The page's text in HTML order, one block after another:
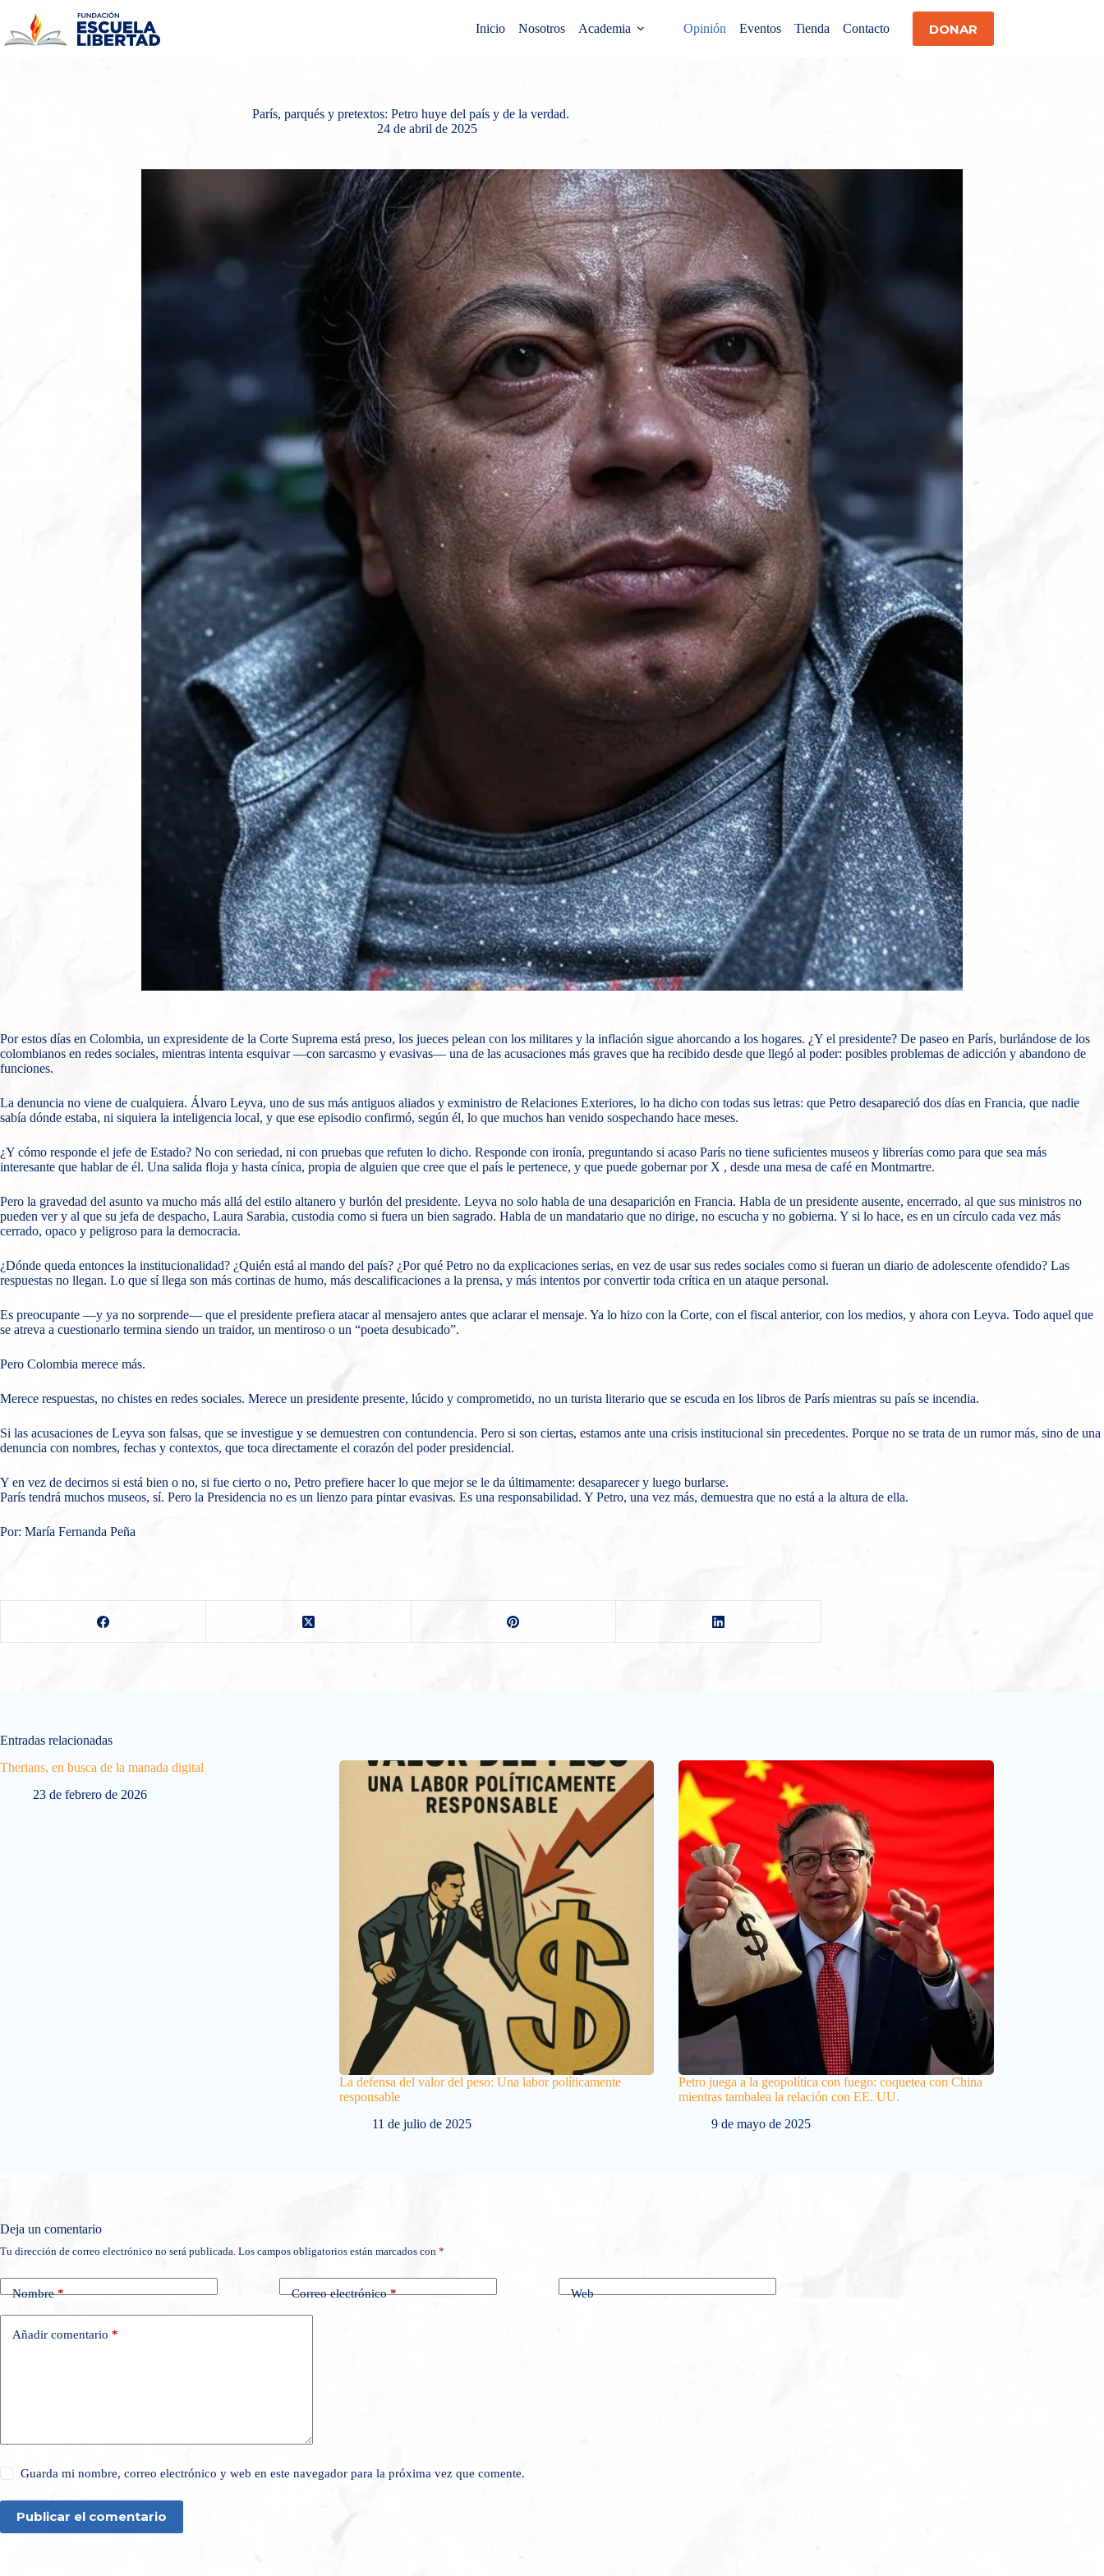
contenido
Inicio Nosotros Academia Opinión Eventos Tienda Contacto DONAR
París, parqués y pretextos: Petro huye del país y de la verdad.
24 de abril de 2025
Por estos días en Colombia, un expresidente de la Corte Suprema está preso, los jueces pelean con los militares y la inflación sigue ahorcando a los hogares. ¿Y el presidente? De paseo en París, burlándose de los
colombianos en redes sociales, mientras intenta esquivar —con sarcasmo y evasivas— una de las acusaciones más graves que ha recibido desde que llegó al poder: posibles problemas de adicción y abandono de
funciones.
La denuncia no viene de cualquiera. Álvaro Leyva, uno de sus más antiguos aliados y exministro de Relaciones Exteriores, lo ha dicho con todas sus letras: que Petro desapareció dos días en Francia, que nadie
sabía dónde estaba, ni siquiera la inteligencia local, y que ese episodio confirmó, según él, lo que muchos han venido sospechando hace meses.
¿Y cómo responde el jefe de Estado? No con seriedad, ni con pruebas que refuten lo dicho. Responde con ironía, preguntando si acaso París no tiene suficientes museos y librerías como para que sea más
interesante que hablar de él. Una salida floja y hasta cínica, propia de alguien que cree que el país le pertenece, y que puede gobernar por X , desde una mesa de café en Montmartre.
Pero la gravedad del asunto va mucho más allá del estilo altanero y burlón del presidente. Leyva no solo habla de una desaparición en Francia. Habla de un presidente ausente, encerrado, al que sus ministros no
pueden ver y al que su jefa de despacho, Laura Sarabia, custodia como si fuera un bien sagrado. Habla de un mandatario que no dirige, no escucha y no gobierna. Y si lo hace, es en un círculo cada vez más
cerrado, opaco y peligroso para la democracia.
¿Dónde queda entonces la institucionalidad? ¿Quién está al mando del país? ¿Por qué Petro no da explicaciones serias, en vez de usar sus redes sociales como si fueran un diario de adolescente ofendido? Las
respuestas no llegan. Lo que sí llega son más cortinas de humo, más descalificaciones a la prensa, y más intentos por convertir toda crítica en un ataque personal.
Es preocupante —y ya no sorprende— que el presidente prefiera atacar al mensajero antes que aclarar el mensaje. Ya lo hizo con la Corte, con el fiscal anterior, con los medios, y ahora con Leyva. Todo aquel que
se atreva a cuestionarlo termina siendo un traidor, un mentiroso o un “poeta desubicado”.
Pero Colombia merece más.
Merece respuestas, no chistes en redes sociales. Merece un presidente presente, lúcido y comprometido, no un turista literario que se escuda en los libros de París mientras su país se incendia.
Si las acusaciones de Leyva son falsas, que se investigue y se demuestren con contundencia. Pero si son ciertas, estamos ante una crisis institucional sin precedentes. Porque no se trata de un rumor más, sino de una
denuncia con nombres, fechas y contextos, que toca directamente el corazón del poder presidencial.
Y en vez de decirnos si está bien o no, si fue cierto o no, Petro prefiere hacer lo que mejor se le da últimamente: desaparecer y luego burlarse.
París tendrá muchos museos, sí. Pero la Presidencia no es un lienzo para pintar evasivas. Es una responsabilidad. Y Petro, una vez más, demuestra que no está a la altura de ella.
Por: María Fernanda Peña
Entradas relacionadas
Therians, en busca de la manada digital
23 de febrero de 2026
La defensa del valor del peso: Una labor políticamente
responsable
11 de julio de 2025
Petro juega a la geopolítica con fuego: coquetea con China
mientras tambalea la relación con EE. UU.
9 de mayo de 2025
Deja un comentario
Tu dirección de correo electrónico no será publicada. Los campos obligatorios están marcados con *
Nombre* Correo electrónico* Web
Añadir comentario *
Guarda mi nombre, correo electrónico y web en este navegador para la próxima vez que comente.
Publicar el comentario